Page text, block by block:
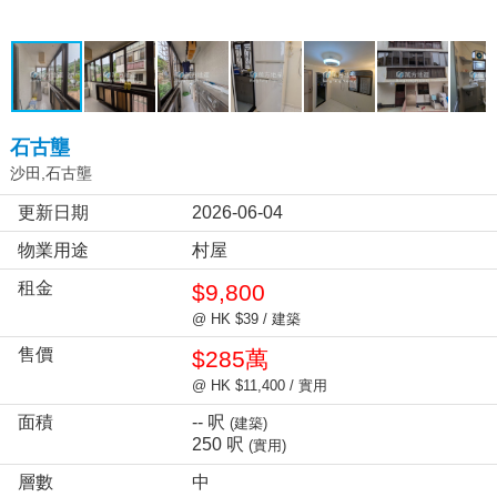
石古壟
沙田,石古壟
更新日期
2026-06-04
物業用途
村屋
租金
$9,800
@ HK $39 / 建築
售價 $285萬
@ HK $11,400 / 實用
面積 -- 呎 (建築)
250 呎 (實用)
層數 中